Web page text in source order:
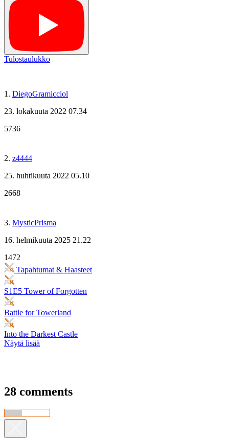
Tulostaulukko
1. DiegoGramicciol
23. lokakuuta 2022 07.34
5736
2. z4444
25. huhtikuuta 2022 05.10
2668
3. MysticPrisma
16. helmikuuta 2025 21.22
1472
Tapahtumat & Haasteet
S1E5 Tower of Forgotten
Battle for Towerland
Into the Darkest Castle
Näytä lisää
28 comments